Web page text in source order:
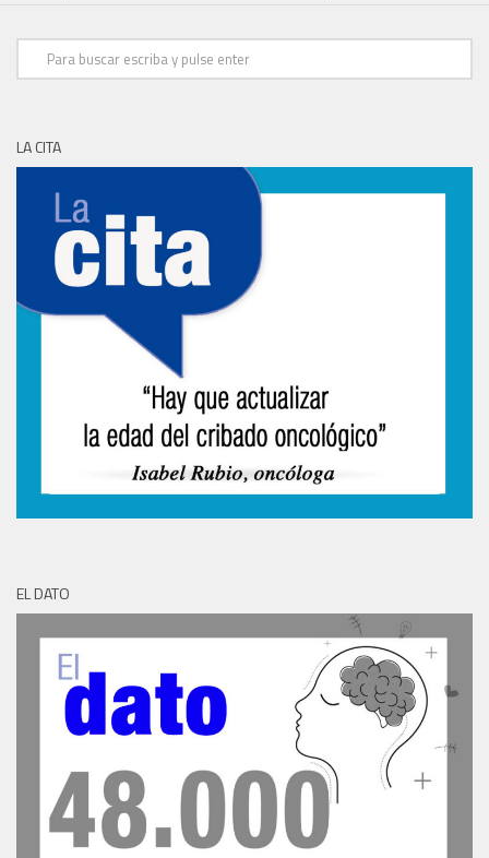
LA CITA
EL DATO